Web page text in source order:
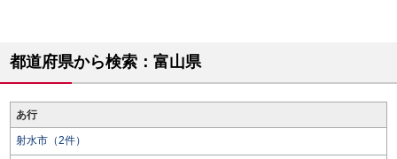
都道府県から検索：富山県
あ行
射水市（2件）